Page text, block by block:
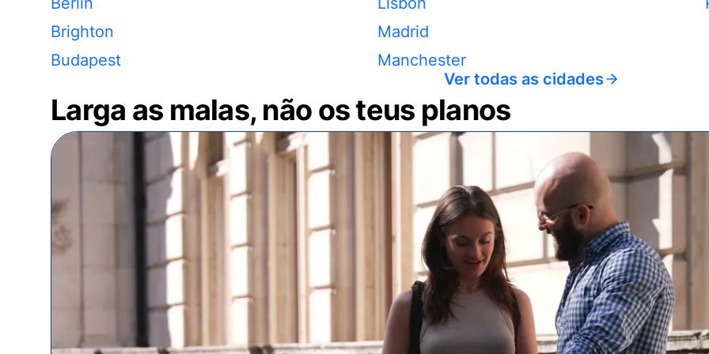
Brighton
Budapest
Madrid
Manchester
Ver todas as cidades
Larga as malas, não os teus planos